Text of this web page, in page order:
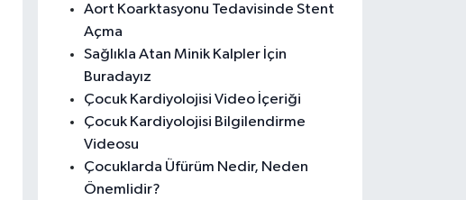
Aort Koarktasyonu Tedavisinde Stent
Açma
Sağlıkla Atan Minik Kalpler İçin
Buradayız
Çocuk Kardiyolojisi Video İçeriği
Çocuk Kardiyolojisi Bilgilendirme
Videosu
Çocuklarda Üfürüm Nedir, Neden
Önemlidir?